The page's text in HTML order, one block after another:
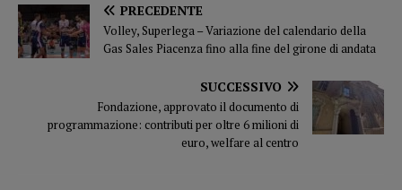
PRECEDENTE
Volley, Superlega – Variazione del calendario della
Gas Sales Piacenza fino alla fine del girone di andata
SUCCESSIVO
Fondazione, approvato il documento di
programmazione: contributi per oltre 6 milioni di
euro, welfare al centro